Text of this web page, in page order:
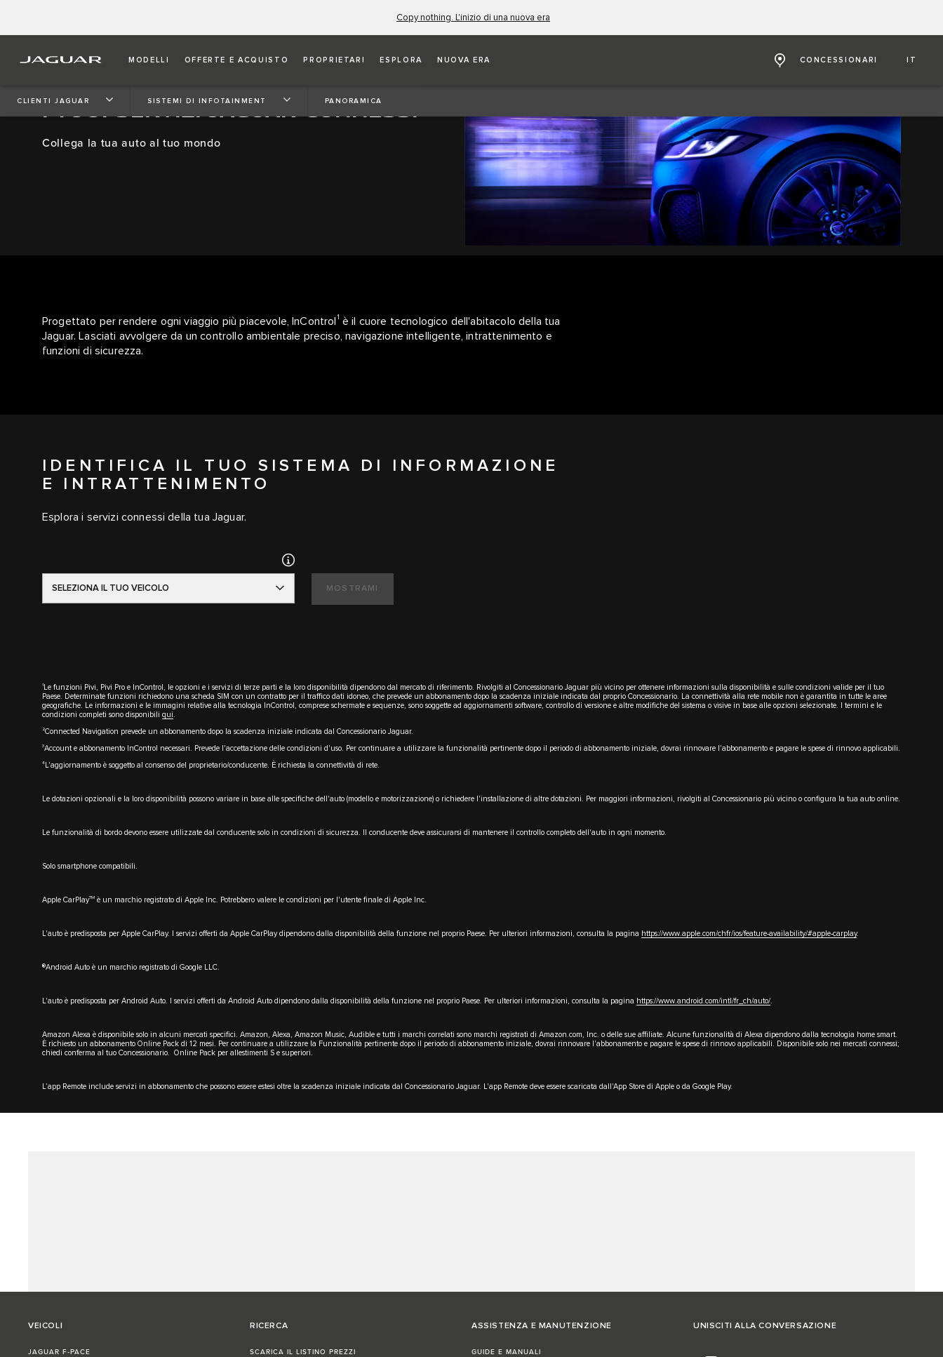
Copy nothing. L'inizio di una nuova era
MODELLI OFFERTE E ACQUISTO PROPRIETARI ESPLORA NUOVA ERA CONCESSIONARI IT
CLIENTI JAGUAR ​​​SISTEMI DI INFOTAINMENT PANORAMICA
I TUOI SERVIZI JAGUAR CONNESSI
Collega la tua auto al tuo mondo
Progettato per rendere ogni viaggio più piacevole, InControl 1 è il cuore tecnologico dell'abitacolo della tua
Jaguar. Lasciati avvolgere da un controllo ambientale preciso, navigazione intelligente, intrattenimento e
funzioni di sicurezza.
IDENTIFICA IL TUO SISTEMA DI INFORMAZIONE
E INTRATTENIMENTO
Esplora i servizi connessi della tua Jaguar.
SELEZIONA IL TUO VEICOLO MOSTRAMI
1
Le funzioni Pivi, Pivi Pro e InControl, le opzioni e i servizi di terze parti e la loro disponibilità dipendono dal mercato di riferimento. Rivolgiti al Concessionario Jaguar più vicino per ottenere informazioni sulla disponibilità e sulle condizioni valide per il tuo
Paese. Determinate funzioni richiedono una scheda SIM con un contratto per il traffico dati idoneo, che prevede un abbonamento dopo la scadenza iniziale indicata dal proprio Concessionario. La connettività alla rete mobile non è garantita in tutte le aree
geografiche. Le informazioni e le immagini relative alla tecnologia InControl, comprese schermate e sequenze, sono soggette ad aggiornamenti software, controllo di versione e altre modifiche del sistema o visive in base alle opzioni selezionate. I termini e le
condizioni completi sono disponibili qui
2Connected Navigation prevede un abbonamento dopo la scadenza iniziale indicata dal Concessionario Jaguar.
3Account e abbonamento InControl necessari. Prevede l'accettazione delle condizioni d'uso. Per continuare a utilizzare la funzionalità pertinente dopo il periodo di abbonamento iniziale, dovrai rinnovare l'abbonamento e pagare le spese di rinnovo applicabili.
4 L'aggiornamento è soggetto al consenso del proprietario/conducente. È richiesta la connettività di rete.
Le dotazioni opzionali e la loro disponibilità possono variare in base alle specifiche dell'auto (modello e motorizzazione) o richiedere l'installazione di altre dotazioni. Per maggiori informazioni, rivolgiti al Concessionario più vicino o configura la tua auto online.
Le funzionalità di bordo devono essere utilizzate dal conducente solo in condizioni di sicurezza. Il conducente deve assicurarsi di mantenere il controllo completo dell'auto in ogni momento.
Solo smartphone compatibili.
Apple CarPlayTM è un marchio registrato di Apple Inc. Potrebbero valere le condizioni per l'utente finale di Apple Inc.
L'auto è predisposta per Apple CarPlay. I servizi offerti da Apple CarPlay dipendono dalla disponibilità della funzione nel proprio Paese. Per ulteriori informazioni, consulta la pagina https://www.apple.com/chfr/ios/feature-availability/#apple-carplay.
®Android Auto è un marchio registrato di Google LLC.
L'auto è predisposta per Android Auto. I servizi offerti da Android Auto dipendono dalla disponibilità della funzione nel proprio Paese. Per ulteriori informazioni, consulta la pagina https://www.android.com/intl/fr_ch/auto/
Amazon Alexa è disponibile solo in alcuni mercati specifici. Amazon, Alexa, Amazon Music, Audible e tutti i marchi correlati sono marchi registrati di Amazon.com, Inc. o delle sue affiliate. Alcune funzionalità di Alexa dipendono dalla tecnologia home smart.
È richiesto un abbonamento Online Pack di 12 mesi. Per continuare a utilizzare la Funzionalità pertinente dopo il periodo di abbonamento iniziale, dovrai rinnovare l'abbonamento e pagare le spese di rinnovo applicabili. Disponibile solo nei mercati connessi;
chiedi conferma al tuo Concessionario. Online Pack per allestimenti S e superiori.
L’app Remote include servizi in abbonamento che possono essere estesi oltre la scadenza iniziale indicata dal Concessionario Jaguar. L'app Remote deve essere scaricata dall'App Store di Apple o da Google Play.
VEICOLI
JAGUAR F‑PACE
RICERCA
SCARICA IL LISTINO PREZZI
ASSISTENZA E MANUTENZIONE
GUIDE E MANUALI
UNISCITI ALLA CONVERSAZIONE